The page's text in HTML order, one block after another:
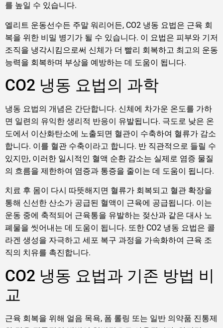
를 높일 수 있습니다.
엘리트 운동선수든 주말 워리어든, CO2 냉동 요법은 근육 회
복을 위한 비밀 병기가 될 수 있습니다. 이 요법은 피부와 기저
조직을 냉각시킴으로써 신체가 더 빨리 회복하고 최고의 운동
능력을 회복하며 부상을 예방하는 데 도움이 됩니다.
CO2 냉동 요법의 과학
냉동 요법의 개념은 간단합니다. 신체에 차가운 온도를 가하
면 일련의 유익한 생리적 반응이 유발됩니다. 극도로 낮은 온
도에서 이산화탄소에 노출되면 혈관이 수축하여 혈류가 감소
합니다. 이를 혈관 수축이라고 합니다. 반 직관적으로 들릴 수
있지만, 이러한 일시적인 혈액 순환 감소는 실제로 염증 물질
의 흐름을 제한하여 염증과 통증을 줄이는 데 도움이 됩니다.
치료 후 몸이 다시 따뜻해지면 혈류가 회복되고 혈관 확장을
통해 신선한 산소가 공급된 혈액이 근육에 공급됩니다. 이는
운동 중에 축적되어 근육통을 유발하는 젖산과 같은 대사 노
폐물을 씻어내는 데 도움이 됩니다. 또한 CO2 냉동 요법은 콜
라겐 생성을 자극하고 세포 복구 과정을 가속화하여 근육 조
직의 치유를 촉진합니다.
CO2 냉동 요법과 기존 방법 비
교
근육 회복을 위해 얼음 목욕, 폼 롤링 또는 일반 의약품 진통제